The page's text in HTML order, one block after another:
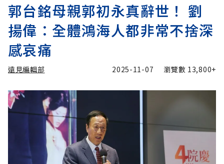
郭台銘母親郭初永真辭世！ 劉
揚偉：全體鴻海人都非常不捨深
感哀痛
遠見編輯部 2025-11-07 瀏覽數 13,800+